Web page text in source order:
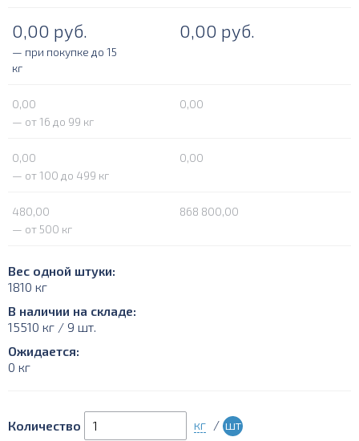
0,00 руб. 0,00 руб.
— при покупке до 15
кг
0,00
0,00
— от 16 до 99 кг
0,00
0,00
— от 100 до 499 кг
480,00
868 800,00
— от 500 кг
Вес одной штуки:
1810 кг
В наличии на складе:
15510 кг / 9 шт.
Ожидается:
0 кг
Количество кг / шт